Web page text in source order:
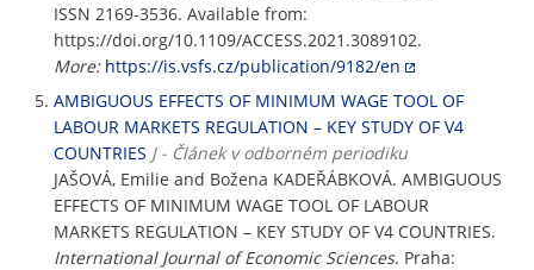
ISSN 2169-3536. Available from:
https://doi.org/10.1109/ACCESS.2021.3089102.
More: https://is.vsfs.cz/publication/9182/en
AMBIGUOUS EFFECTS OF MINIMUM WAGE TOOL OF
LABOUR MARKETS REGULATION – KEY STUDY OF V4
COUNTRIES J - Článek v odborném periodiku
JAŠOVÁ, Emilie and Božena KADEŘÁBKOVÁ. AMBIGUOUS
EFFECTS OF MINIMUM WAGE TOOL OF LABOUR
MARKETS REGULATION – KEY STUDY OF V4 COUNTRIES.
International Journal of Economic Sciences. Praha: